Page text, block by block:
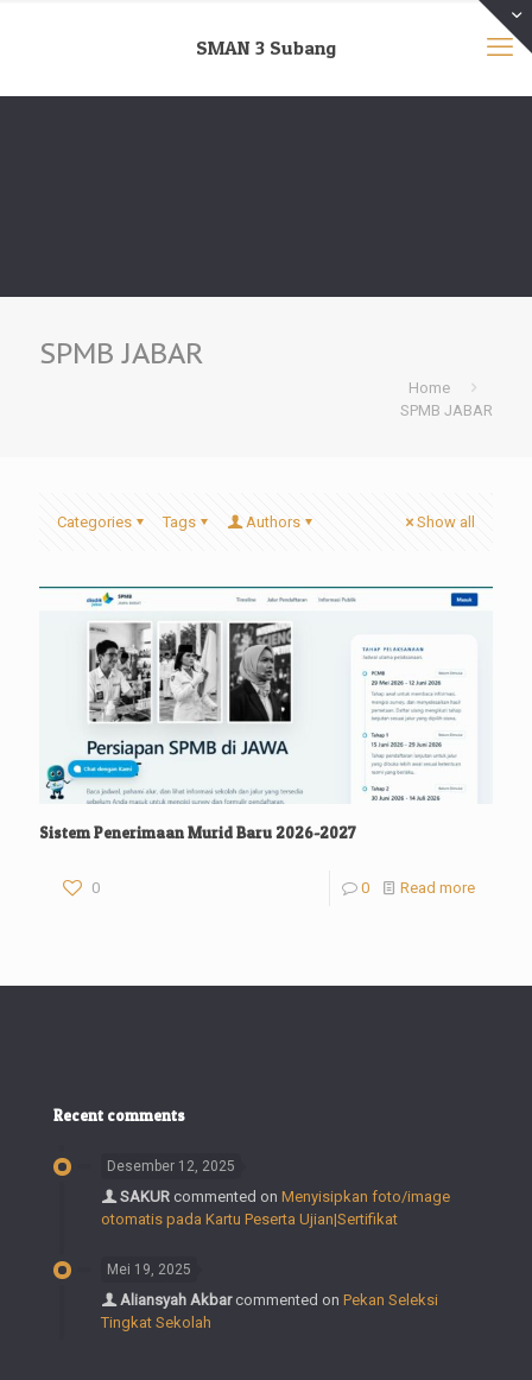
SMAN 3 Subang
SPMB JABAR
Home
SPMB JABAR
Categories Tags Authors Show all
Sistem Penerimaan Murid Baru 2026-2027
0 0 Read more
Recent comments
Desember 12, 2025
SAKUR commented on Menyisipkan foto/image
otomatis pada Kartu Peserta Ujian|Sertifikat
Mei 19, 2025
Aliansyah Akbarcommented on Pekan Seleksi
Tingkat Sekolah